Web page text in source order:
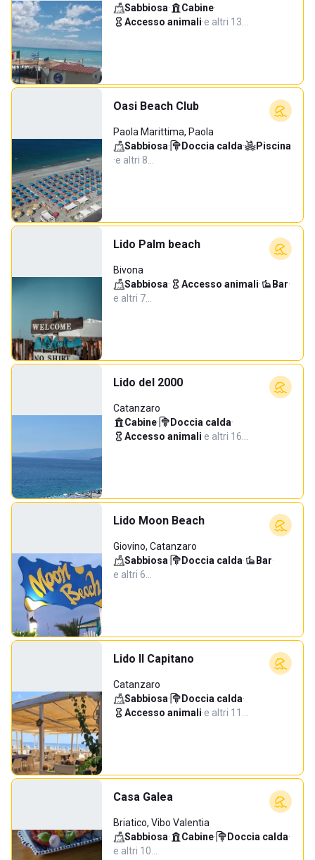
Sabbiosa· Cabine·
Accesso animali·e altri 13…
Oasi Beach Club
Paola Marittima, Paola
Sabbiosa· Doccia calda·
Piscina
·e altri 8…
Lido Palm beach
Bivona
Sabbiosa· Accesso animali· Bar·
e altri 7…
Lido del 2000
Catanzaro
Cabine· Doccia calda·
Accesso animali·e altri 16…
Lido Moon Beach
Giovino, Catanzaro
Sabbiosa· Doccia calda· Bar·
e altri 6…
Lido Il Capitano
Catanzaro
Sabbiosa· Doccia calda·
Accesso animali·e altri 11…
Casa Galea
Briatico, Vibo Valentia
Sabbiosa· Cabine· Doccia calda·
e altri 10…